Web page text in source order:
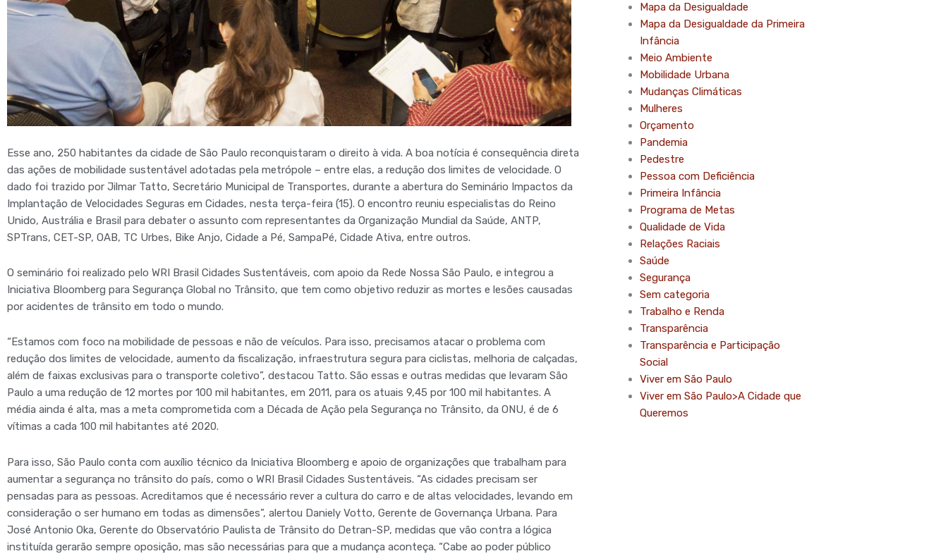
Esse ano, 250 habitantes da cidade de São Paulo reconquistaram o direito à vida. A boa notícia é consequência direta
das ações de mobilidade sustentável adotadas pela metrópole – entre elas, a redução dos limites de velocidade. O
dado foi trazido por Jilmar Tatto, Secretário Municipal de Transportes, durante a abertura do Seminário Impactos da
Implantação de Velocidades Seguras em Cidades, nesta terça-feira (15). O encontro reuniu especialistas do Reino
Unido, Austrália e Brasil para debater o assunto com representantes da Organização Mundial da Saúde, ANTP,
SPTrans, CET-SP, OAB, TC Urbes, Bike Anjo, Cidade a Pé, SampaPé, Cidade Ativa, entre outros.
O seminário foi realizado pelo WRI Brasil Cidades Sustentáveis, com apoio da Rede Nossa São Paulo, e integrou a
Iniciativa Bloomberg para Segurança Global no Trânsito, que tem como objetivo reduzir as mortes e lesões causadas
por acidentes de trânsito em todo o mundo.
“Estamos com foco na mobilidade de pessoas e não de veículos. Para isso, precisamos atacar o problema com
redução dos limites de velocidade, aumento da fiscalização, infraestrutura segura para ciclistas, melhoria de calçadas,
além de faixas exclusivas para o transporte coletivo”, destacou Tatto. São essas e outras medidas que levaram São
Paulo a uma redução de 12 mortes por 100 mil habitantes, em 2011, para os atuais 9,45 por 100 mil habitantes. A
média ainda é alta, mas a meta comprometida com a Década de Ação pela Segurança no Trânsito, da ONU, é de 6
vítimas a cada 100 mil habitantes até 2020.
Para isso, São Paulo conta com auxílio técnico da Iniciativa Bloomberg e apoio de organizações que trabalham para
aumentar a segurança no trânsito do país, como o WRI Brasil Cidades Sustentáveis. “As cidades precisam ser
pensadas para as pessoas. Acreditamos que é necessário rever a cultura do carro e de altas velocidades, levando em
consideração o ser humano em todas as dimensões”, alertou Daniely Votto, Gerente de Governança Urbana. Para
José Antonio Oka, Gerente do Observatório Paulista de Trânsito do Detran-SP, medidas que vão contra a lógica
instituída gerarão sempre oposição, mas são necessárias para que a mudança aconteça. “Cabe ao poder público
Mapa da Desigualdade
Mapa da Desigualdade da Primeira
Infância
Meio Ambiente
Mobilidade Urbana
Mudanças Climáticas
Mulheres
Orçamento
Pandemia
Pedestre
Pessoa com Deficiência
Primeira Infância
Programa de Metas
Qualidade de Vida
Relações Raciais
Saúde
Segurança
Sem categoria
Trabalho e Renda
Transparência
Transparência e Participação
Social
Viver em São Paulo
Viver em São Paulo>A Cidade que
Queremos